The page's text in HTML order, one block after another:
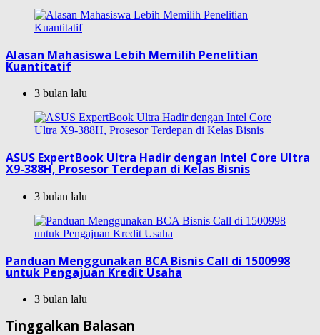
Alasan Mahasiswa Lebih Memilih Penelitian
Kuantitatif
3 bulan lalu
ASUS ExpertBook Ultra Hadir dengan Intel Core Ultra
X9-388H, Prosesor Terdepan di Kelas Bisnis
3 bulan lalu
Panduan Menggunakan BCA Bisnis Call di 1500998
untuk Pengajuan Kredit Usaha
3 bulan lalu
Tinggalkan Balasan